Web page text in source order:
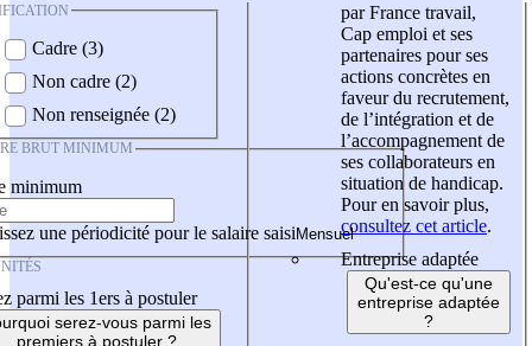
Cadre (3)
Non cadre (2)
Non renseignée (2)
BRUT MINIMUM
minimum
une périodicité pour le salaire saisi
parmi les 1ers à postuler
serez-vous parmi les
premiers à postuler ?
par France travail,
Cap emploi et ses
partenaires pour ses
actions concrètes en
faveur du recrutement,
de l’intégration et de
l’accompagnement de
ses collaborateurs en
situation de handicap.
Pour en savoir plus,
consultez cet article.
Entreprise adaptée
Qu'est-ce qu'une
entreprise adaptée
?